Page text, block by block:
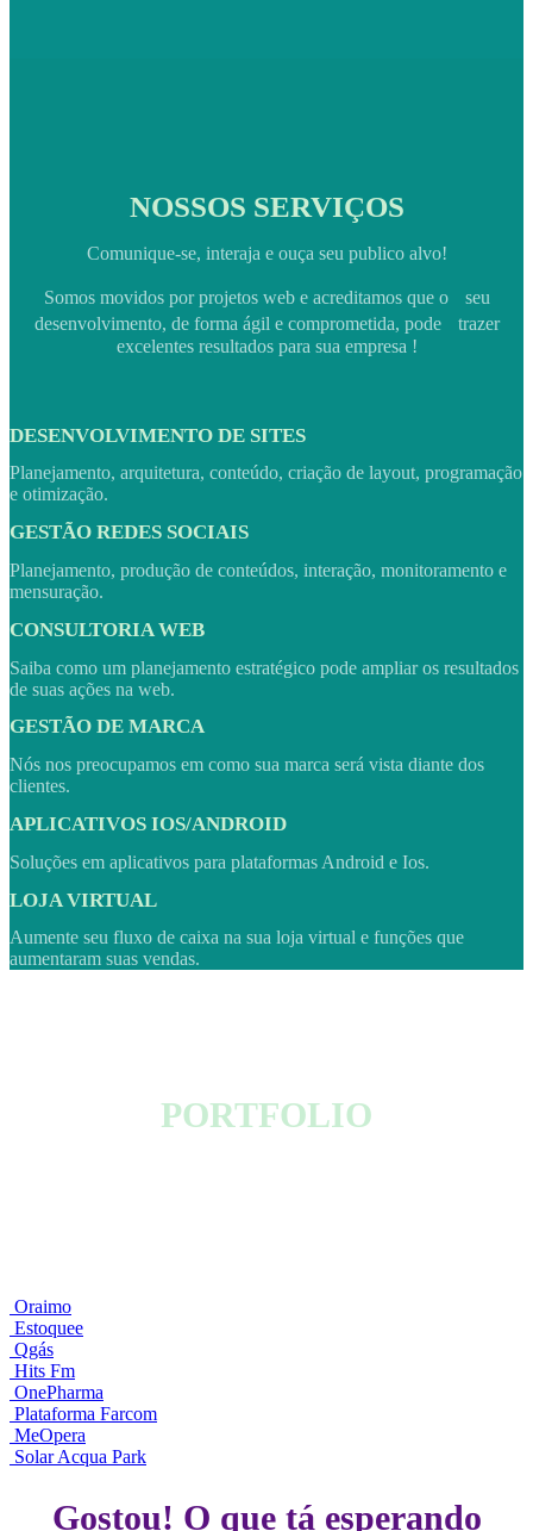
NOSSOS SERVIÇOS
Comunique-se, interaja e ouça seu publico alvo!
Somos movidos por projetos web e acreditamos que o seu
desenvolvimento, de forma ágil e comprometida, pode trazer
excelentes resultados para sua empresa !
DESENVOLVIMENTO DE SITES
Planejamento, arquitetura, conteúdo, criação de layout, programação
e otimização.
GESTÃO REDES SOCIAIS
Planejamento, produção de conteúdos, interação, monitoramento e
mensuração.
CONSULTORIA WEB
Saiba como um planejamento estratégico pode ampliar os resultados
de suas ações na web.
GESTÃO DE MARCA
Nós nos preocupamos em como sua marca será vista diante dos
clientes.
APLICATIVOS IOS/ANDROID
Soluções em aplicativos para plataformas Android e Ios.
LOJA VIRTUAL
Aumente seu fluxo de caixa na sua loja virtual e funções que
aumentaram suas vendas.
PORTFOLIO
Oraimo
Estoquee
Qgás
Hits Fm
OnePharma
Plataforma Farcom
MeOpera
Solar Acqua Park
Gostou! O que tá esperando